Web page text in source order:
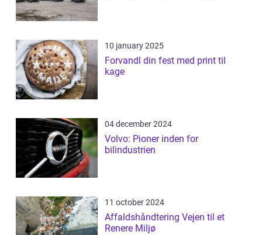
10 january 2025
Forvandl din fest med print til
kage
04 december 2024
Volvo: Pioner inden for
bilindustrien
11 october 2024
Affaldshåndtering Vejen til et
Renere Miljø